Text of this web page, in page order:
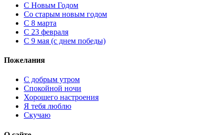
C Новым Годом
Cо старым новым годом
С 8 марта
С 23 февраля
С 9 мая (с днем победы)
Пожелания
С добрым утром
Спокойной ночи
Хорошего настроения
Я тебя люблю
Скучаю